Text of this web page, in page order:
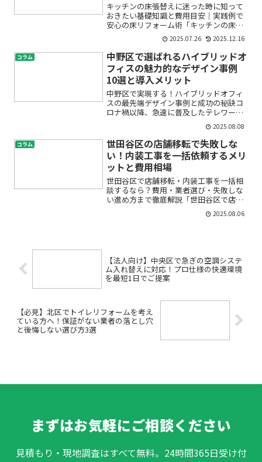
キッチンの床張替えに迷った時に知って
おきたい基礎知識と費用目安｜実践例で
安心の床リフォーム術「キッチンの床が
傷んできた」「床材を変えて雰囲気を一
新したい」「リフォームを検討している
けれど、どう選べばいいかわからない」
…そんなお悩みはありませ...
2025.07.26 2025.12.16
コラム
中野区で選ばれるハイブリッドオ
フィスの魅力的なデザイン事例
10選と導入メリット
中野区で実現する！ハイブリッドオフィ
スの最先端デザイン事例と成功の秘訣コ
ロナ禍以降、急速に普及したテレワーク
やフレキシブルワークスペース。しかし
「在宅勤務だけではコミュニケーション
が減ってしまう」「出社とリモートをど
う両立したらいいの？」な...
2025.08.08
コラム
世田谷区の店舗移転で失敗しな
い！内装工事を一括依頼するメリ
ットと費用相場
世田谷区で店舗移転・内装工事を一括相
談するなら？費用・業者選び・失敗しな
い進め方まで徹底解説「世田谷区で店舗
を移転したいけれど、どの内装業者に依
頼すればいいかわからない」「費用も手
2025.08.06
【法人向け】中央区で急ぎの空調システ
ム入れ替えに対応！プロ仕様の快適環境
を最短1日でご提案
【必見】北区でトイレリフォームを考え
ている方へ！保証がない業者の落とし穴
と後悔しない選び方3選
まずはお気軽にご相談ください
見積もり・現地調査はすべて無料。24時間365日受け付